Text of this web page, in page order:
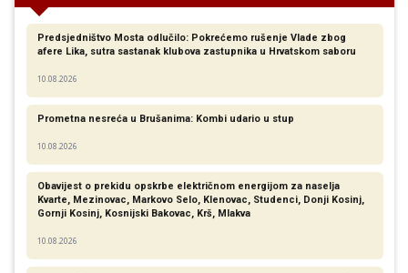
Predsjedništvo Mosta odlučilo: Pokrećemo rušenje Vlade zbog
afere Lika, sutra sastanak klubova zastupnika u Hrvatskom saboru
10.08.2026
Prometna nesreća u Brušanima: Kombi udario u stup
10.08.2026
Obavijest o prekidu opskrbe električnom energijom za naselja
Kvarte, Mezinovac, Markovo Selo, Klenovac, Studenci, Donji Kosinj,
Gornji Kosinj, Kosnijski Bakovac, Krš, Mlakva
10.08.2026